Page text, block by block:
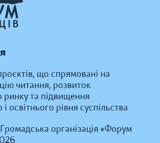
що спрямовані на
читання, розвиток
та підвищення
освітнього рівня суспільства
організація «Форум